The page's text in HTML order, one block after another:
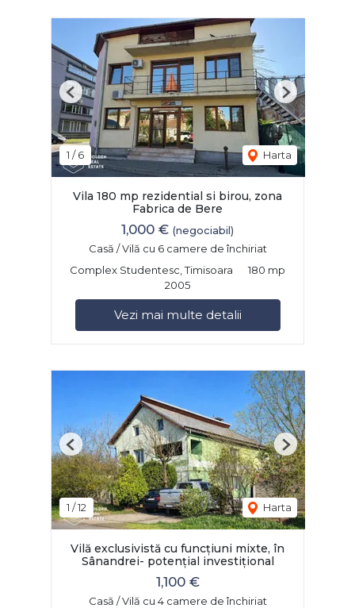
1 /6 Harta
Previous Next
Vila 180 mp rezidential si birou, zona
Fabrica de Bere
1,000 € (negociabil)
Casă / Vilă cu 6 camere de închiriat
Complex Studentesc, Timisoara
180 mp
2005
Vezi mai multe detalii
1 /12 Harta
Previous Next
Vilă exclusivistă cu funcțiuni mixte, în
Sânandrei- potențial investițional
1,100 €
Casă / Vilă cu 4 camere de închiriat